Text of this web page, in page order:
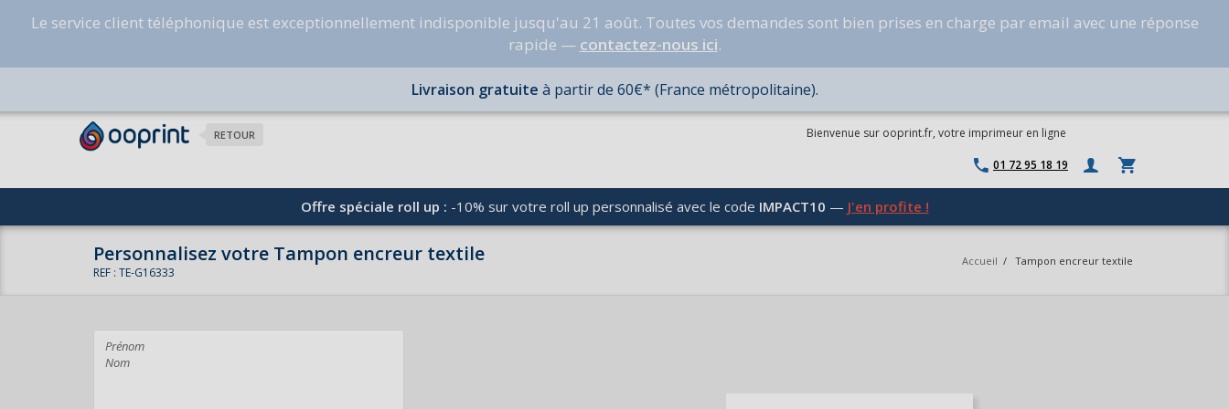
Le service client téléphonique est exceptionnellement indisponible jusqu'au 21 août. Toutes vos demandes sont bien prises en charge par email avec une réponse
rapide — contactez-nous ici.
Livraison gratuite à partir de 60€* (France métropolitaine).
RETOUR Bienvenue sur ooprint.fr, votre imprimeur en ligne
01 72 95 18 19
Offre spéciale roll up : -10% sur votre roll up personnalisé avec le code IMPACT10 — J'en profite !
Personnalisez votre Tampon encreur textile
REF : TE-G16333
Accueil / Tampon encreur textile